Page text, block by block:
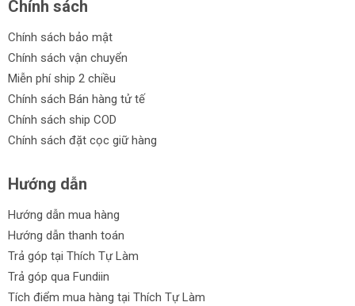
Chính sách
Chính sách bảo mật
Chính sách vận chuyển
Miễn phí ship 2 chiều
Chính sách Bán hàng tử tế
Chính sách ship COD
Chính sách đặt cọc giữ hàng
Hướng dẫn
Hướng dẫn mua hàng
Hướng dẫn thanh toán
Trả góp tại Thích Tự Làm
Trả góp qua Fundiin
Tích điểm mua hàng tại Thích Tự Làm